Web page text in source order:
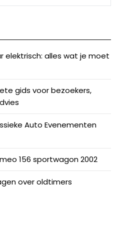
elektrisch: alles wat je moet
gids voor bezoekers,
Auto Evenementen
156 sportwagon 2002
over oldtimers